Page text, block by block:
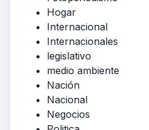
Hogar
Internacional
Internacionales
legislativo
medio ambiente
Nación
Nacional
Negocios